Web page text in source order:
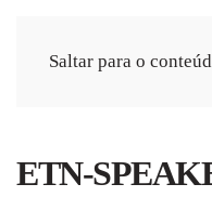
Saltar para o
ETN-